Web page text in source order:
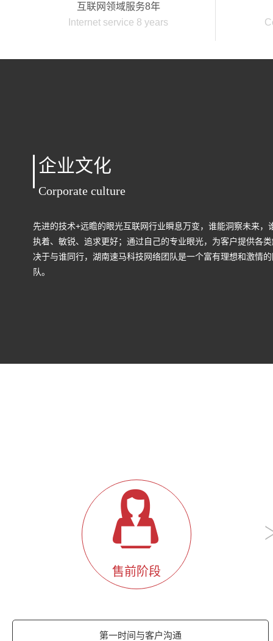
互联网领域服务8年
Internet service 8 years
企业文化
Corporate culture
先进的技术+远瞻的眼光互联网行业瞬息万变，谁能洞察未来
执着、敏锐、追求更好；通过自己的专业眼光，为客户提供各
决于与谁同行，湖南速马科技网络团队是一个富有理想和激情
队。
售前阶段
第一时间与客户沟通